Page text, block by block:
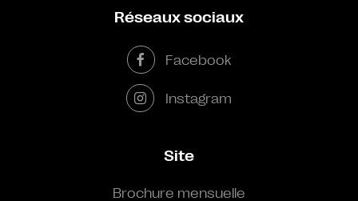
Réseaux sociaux
Facebook
Instagram
Site
Brochure mensuelle